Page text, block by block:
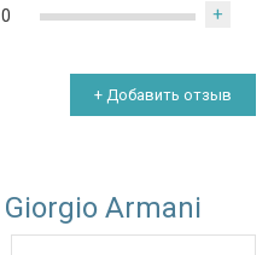
0 +
+ Добавить отзыв
Giorgio Armani